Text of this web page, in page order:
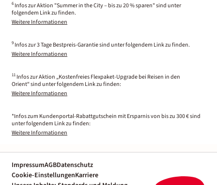
6 Infos zur Aktion "Summer in the City – bis zu 20 % sparen" sind unter
folgendem Link zu finden.
Weitere Informationen
9 Infos zur 3 Tage Bestpreis-Garantie sind unter folgendem Link zu finden.
Weitere Informationen
11 Infos zur Aktion „Kostenfreies Flexpaket-Upgrade bei Reisen in den
Orient“ sind unter folgendem Link zu finden:
Weitere Informationen
*Infos zum Kundenportal-Rabattgutschein mit Ersparnis von bis zu 300 € sind
unter folgendem Link zu finden:
Weitere Informationen
ImpressumAGBDatenschutz
Cookie-EinstellungenKarriere